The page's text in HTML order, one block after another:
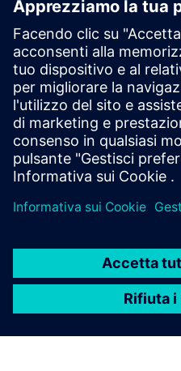
Staff Dispatching
WILSON. è una soluzione
dispacciamento del
logistico. Una serie di
l'invio del personale
tren...
Scopri di più